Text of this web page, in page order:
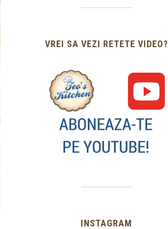
VREI SA VEZI RETETE VIDEO?
INSTAGRAM